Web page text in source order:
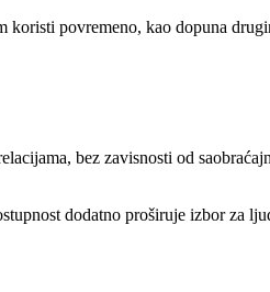
koristi povremeno, kao dopuna
bez zavisnosti od
dodatno proširuje izbor za